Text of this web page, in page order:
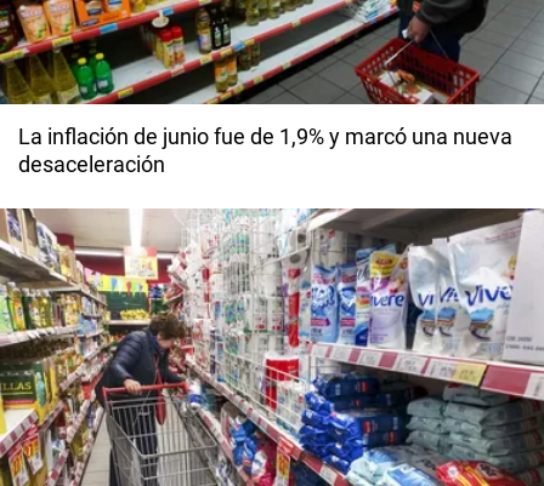
La inflación de junio fue de 1,9% y marcó una nueva
desaceleración